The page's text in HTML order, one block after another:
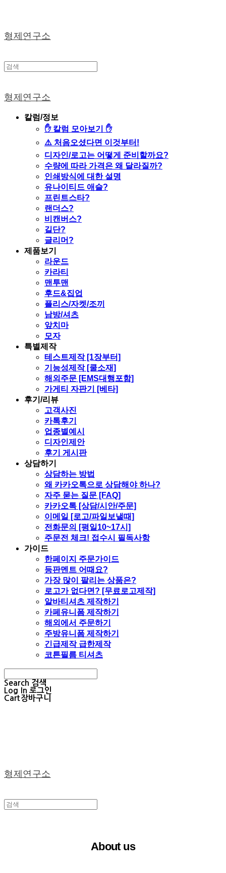
형제연구소
형제연구소
칼럼/정보
✋ 칼럼 모아보기 ✋
⚠️ 처음오셨다면 이것부터!
디자인/로고는 어떻게 준비할까요?
수량에 따라 가격은 왜 달라질까?
인쇄방식에 대한 설명
유나이티드 애슬?
프린트스타?
랜더스?
비캔버스?
길단?
글리머?
제품보기
라운드
카라티
맨투맨
후드&집업
플리스/자켓/조끼
남방/셔츠
앞치마
모자
특별제작
테스트제작 [1장부터]
기능성제작 [쿨소재]
해외주문 [EMS대행포함]
가게티 자판기 [베타]
후기/리뷰
고객사진
카톡후기
업종별예시
디자인제안
후기 게시판
상담하기
상담하는 방법
왜 카카오톡으로 상담해야 하나?
자주 묻는 질문 [FAQ]
카카오톡 [상담/시안/주문]
이메일 [로고/파일보낼때]
전화문의 [평일10~17시]
주문전 체크! 접수시 필독사항
가이드
한페이지 주문가이드
등판멘트 어때요?
가장 많이 팔리는 상품은?
로고가 없다면? [무료로고제작]
알바티셔츠 제작하기
카페유니폼 제작하기
해외에서 주문하기
주방유니폼 제작하기
긴급제작 급한제작
코튼필름 티셔츠
Search 검색
Log In 로그인
Cart장바구니
형제연구소
About us